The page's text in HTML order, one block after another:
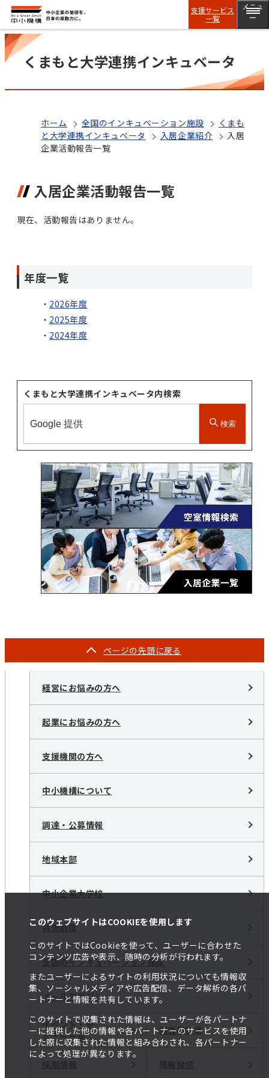
このウェブサイトはCOOKIEを使用します
このサイトではCookieを使って、ユーザーに合わせた
コンテンツ広告や表示、随時の分析が行われます。
またユーザーによるサイトの利用状況についても情報収
集、ソーシャルメディアや広告配信、データ解析の各パ
ートナーと情報を共有しています。
このサイトで収集された情報は、ユーザーが各パートナ
ーに提供した他の情報や各パートナーのサービスを使用
した際に収集された情報と組み合わされ、各パートナー
によって処理が異なります。
支援サービス
一覧
メニュ
ー
くまもと大学連携インキュベータ
ホーム 全国のインキュベーション施設
くまも
と大学連携インキュベータ
入居企業紹介
入居
企業活動報告一覧
入居企業活動報告一覧
現在、活動報告はありません。
年度一覧
2026年度
2025年度
2024年度
くまもと大学連携インキュベータ内検索
検索
ページの先頭に戻る
経営にお悩みの方へ
起業にお悩みの方へ
支援機関の方へ
中小機構について
調達・公募情報
地域本部
中小企業大学校
共済制度
全国のインキュベーション施設
メールマガジン
イベント・セ
ミナー一覧
調査報告書